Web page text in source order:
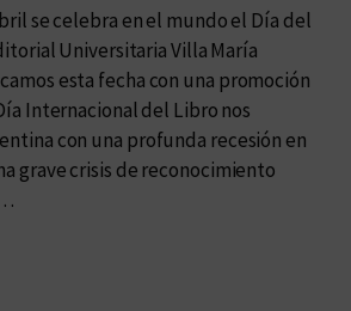
se celebra en el mundo el Día del
Universitaria Villa María
esta fecha con una promoción
Internacional del Libro nos
con una profunda recesión en
grave crisis de reconocimiento